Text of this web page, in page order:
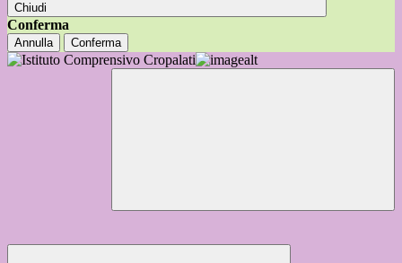
Chiudi
Conferma
Annulla Conferma